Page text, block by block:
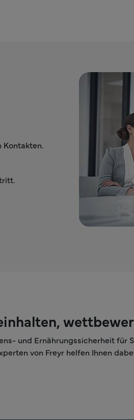
Kontakten.
und Ernährungssicherheit
von Freyr helfen Ihnen